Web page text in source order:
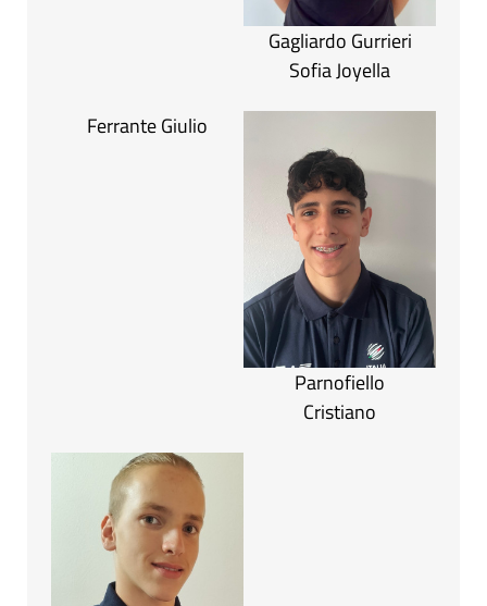
Gagliardo Gurrieri
Sofia Joyella
Ferrante Giulio
Parnofiello
Cristiano